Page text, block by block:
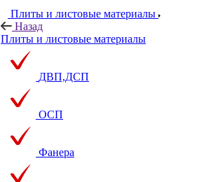
Плиты и листовые материалы
Назад
Плиты и листовые материалы
ДВП,ДСП
ОСП
Фанера